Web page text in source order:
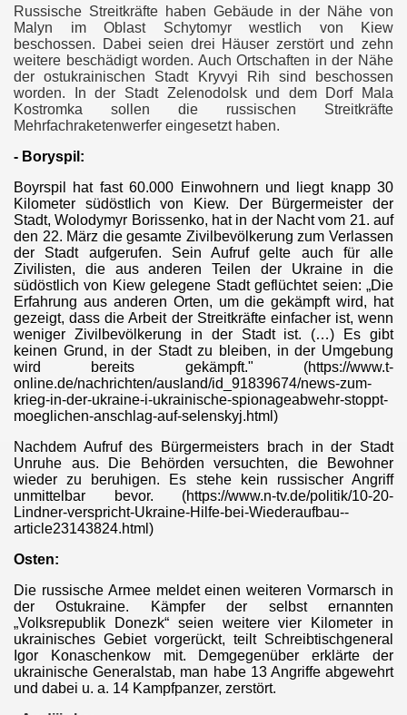
Russische Streitkräfte haben Gebäude in der Nähe von
Malyn im Oblast Schytomyr westlich von Kiew
beschossen. Dabei seien drei Häuser zerstört und zehn
weitere beschädigt worden. Auch Ortschaften in der Nähe
der ostukrainischen Stadt Kryvyi Rih sind beschossen
worden. In der Stadt Zelenodolsk und dem Dorf Mala
Kostromka sollen die russischen Streitkräfte
Mehrfachraketenwerfer eingesetzt haben.
- Boryspil:
Boyrspil hat fast 60.000 Einwohnern und liegt knapp 30
Kilometer südöstlich von Kiew. Der Bürgermeister der
Stadt, Wolodymyr Borissenko, hat in der Nacht vom 21. auf
den 22. März die gesamte Zivilbevölkerung zum Verlassen
der Stadt aufgerufen. Sein Aufruf gelte auch für alle
Zivilisten, die aus anderen Teilen der Ukraine in die
südöstlich von Kiew gelegene Stadt geflüchtet seien: „Die
Erfahrung aus anderen Orten, um die gekämpft wird, hat
gezeigt, dass die Arbeit der Streitkräfte einfacher ist, wenn
weniger Zivilbevölkerung in der Stadt ist. (…) Es gibt
keinen Grund, in der Stadt zu bleiben, in der Umgebung
wird bereits gekämpft." (https://www.t-
online.de/nachrichten/ausland/id_91839674/news-zum-
krieg-in-der-ukraine-i-ukrainische-spionageabwehr-stoppt-
moeglichen-anschlag-auf-selenskyj.html)
Nachdem Aufruf des Bürgermeisters brach in der Stadt
Unruhe aus. Die Behörden versuchten, die Bewohner
wieder zu beruhigen. Es stehe kein russischer Angriff
unmittelbar bevor. (https://www.n-tv.de/politik/10-20-
Lindner-verspricht-Ukraine-Hilfe-bei-Wiederaufbau--
article23143824.html)
Osten:
Die russische Armee meldet einen weiteren Vormarsch in
der Ostukraine. Kämpfer der selbst ernannten
„Volksrepublik Donezk“ seien weitere vier Kilometer in
ukrainisches Gebiet vorgerückt, teilt Schreibtischgeneral
Igor Konaschenkow mit. Demgegenüber erklärte der
ukrainische Generalstab, man habe 13 Angriffe abgewehrt
und dabei u. a. 14 Kampfpanzer, zerstört.
im Anti-Terrorkrieg
Ammar (Update)
Staat
getötet
islamistischer Piraten